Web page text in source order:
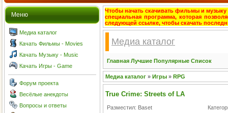
Меню
Медиа каталог
Качать Фильмы - Movies
Качать Музыку - Music
Качать Игры - Game
Форум проекта
Весёлые анекдоты
Вопросы и ответы
Чтобы начать скачивать фильмы и музыку
специальная программа, которая
следующей ссылке, чтобы скачать
Медиа каталог
Главная Лучшие Популярные Список
Медиа каталог » Игры » RPG
True Crime: Streets of LA
Разместил: Baset